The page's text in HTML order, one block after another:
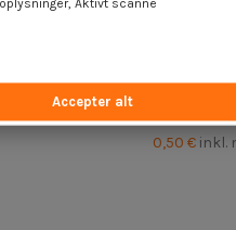
TEKOR skruer trØ
forsænket hoved
Gevind 30
0,50 € inkl.
Aktivt scanne
Accepter alt